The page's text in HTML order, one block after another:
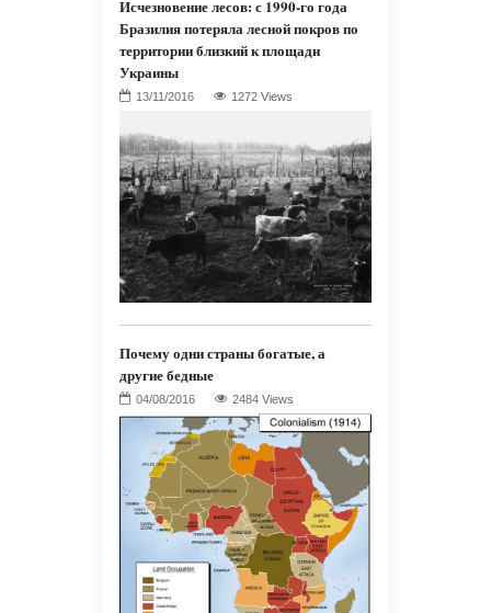
Исчезновение лесов: с 1990-го года
Бразилия потеряла лесной покров по
территории близкий к площади
Украины
1272 Views
Почему одни страны богатые, а
другие бедные
2484 Views